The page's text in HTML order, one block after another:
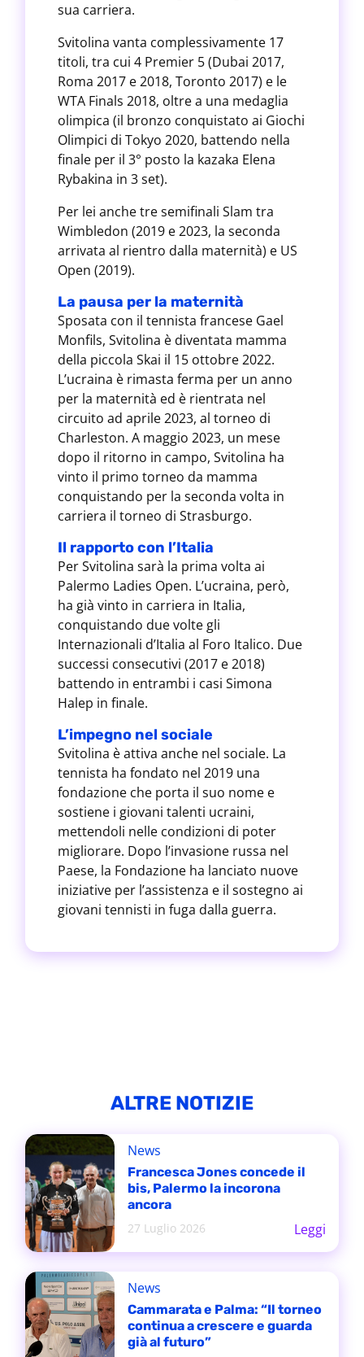
sua carriera.
Svitolina vanta complessivamente 17
titoli, tra cui 4 Premier 5 (Dubai 2017,
Roma 2017 e 2018, Toronto 2017) e le
WTA Finals 2018, oltre a una medaglia
olimpica (il bronzo conquistato ai Giochi
Olimpici di Tokyo 2020, battendo nella
finale per il 3° posto la kazaka Elena
Rybakina in 3 set).
Per lei anche tre semifinali Slam tra
Wimbledon (2019 e 2023, la seconda
arrivata al rientro dalla maternità) e US
Open (2019).
La pausa per la maternità
Sposata con il tennista francese Gael
Monfils, Svitolina è diventata mamma
della piccola Skai il 15 ottobre 2022.
L’ucraina è rimasta ferma per un anno
per la maternità ed è rientrata nel
circuito ad aprile 2023, al torneo di
Charleston. A maggio 2023, un mese
dopo il ritorno in campo, Svitolina ha
vinto il primo torneo da mamma
conquistando per la seconda volta in
carriera il torneo di Strasburgo.
Il rapporto con l’Italia
Per Svitolina sarà la prima volta ai
Palermo Ladies Open. L’ucraina, però,
ha già vinto in carriera in Italia,
conquistando due volte gli
Internazionali d’Italia al Foro Italico. Due
successi consecutivi (2017 e 2018)
battendo in entrambi i casi Simona
Halep in finale.
L’impegno nel sociale
Svitolina è attiva anche nel sociale. La
tennista ha fondato nel 2019 una
fondazione che porta il suo nome e
sostiene i giovani talenti ucraini,
mettendoli nelle condizioni di poter
migliorare. Dopo l’invasione russa nel
Paese, la Fondazione ha lanciato nuove
iniziative per l’assistenza e il sostegno ai
giovani tennisti in fuga dalla guerra.
ALTRE NOTIZIE
News
Francesca Jones concede il
bis, Palermo la incorona
ancora
27 Luglio 2026
Leggi
News
Cammarata e Palma: “Il torneo
continua a crescere e guarda
già al futuro”